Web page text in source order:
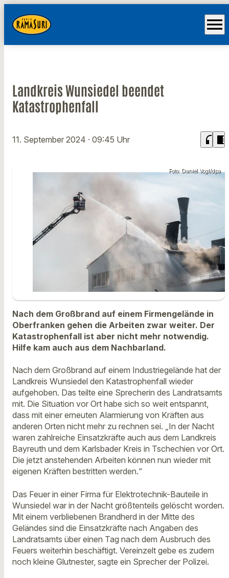
menu
Landkreis Wunsiedel beendet
Katastrophenfall
11. September 2024 · 09:45 Uhr headphones chrome_reader_mode
Foto: Daniel Vogl/dpa
Nach dem Großbrand auf einem Firmengelände in
Oberfranken gehen die Arbeiten zwar weiter. Der
Katastrophenfall ist aber nicht mehr notwendig.
Hilfe kam auch aus dem Nachbarland.
Nach dem Großbrand auf einem Industriegelände hat der
Landkreis Wunsiedel den Katastrophenfall wieder
aufgehoben. Das teilte eine Sprecherin des Landratsamts
mit. Die Situation vor Ort habe sich so weit entspannt,
dass mit einer erneuten Alarmierung von Kräften aus
anderen Orten nicht mehr zu rechnen sei. „In der Nacht
waren zahlreiche Einsatzkräfte auch aus dem Landkreis
Bayreuth und dem Karlsbader Kreis in Tschechien vor Ort.
Die jetzt anstehenden Arbeiten können nun wieder mit
eigenen Kräften bestritten werden.“
Das Feuer in einer Firma für Elektrotechnik-Bauteile in
Wunsiedel war in der Nacht größtenteils gelöscht worden.
Mit einem verbliebenen Brandherd in der Mitte des
Geländes sind die Einsatzkräfte nach Angaben des
Landratsamts über einen Tag nach dem Ausbruch des
Feuers weiterhin beschäftigt. Vereinzelt gebe es zudem
noch kleine Glutnester, sagte ein Sprecher der Polizei.